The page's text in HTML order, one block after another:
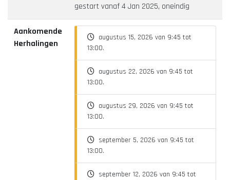
gestart vanaf 4 Jan 2025, oneindig
Aankomende
Herhalingen
augustus 15, 2026 van 9:45 tot
13:00.
augustus 22, 2026 van 9:45 tot
13:00.
augustus 29, 2026 van 9:45 tot
13:00.
september 5, 2026 van 9:45 tot
13:00.
september 12, 2026 van 9:45 tot